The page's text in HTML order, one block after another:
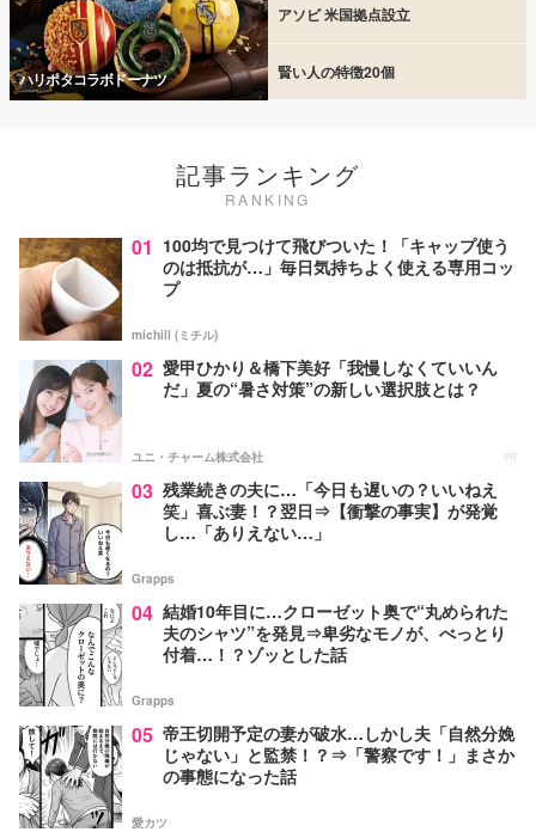
ハリポタコラボドーナツ
アソビ 米国拠点設立
賢い人の特徴20個
記事ランキング
RANKING
01 100均で見つけて飛びついた！「キャップ使う
のは抵抗が…」毎日気持ちよく使える専用コッ
プ
michill (ミチル)
02 愛甲ひかり＆橋下美好「我慢しなくていいん
だ」夏の“暑さ対策”の新しい選択肢とは？
ユニ・チャーム株式会社 PR
03 残業続きの夫に…「今日も遅いの？いいねえ
笑」喜ぶ妻！？翌日⇒【衝撃の事実】が発覚
し…「ありえない…」
Grapps
04 結婚10年目に…クローゼット奥で“丸められた
夫のシャツ”を発見⇒卑劣なモノが、べっとり
付着…！？ゾッとした話
Grapps
05 帝王切開予定の妻が破水…しかし夫「自然分娩
じゃない」と監禁！？⇒「警察です！」まさか
の事態になった話
愛カツ